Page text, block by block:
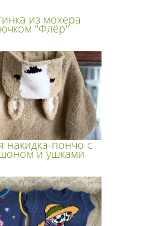
из мохера
"Флёр"
накидка-пончо с
и ушками